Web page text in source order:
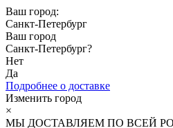
Ваш город:
Санкт-Петербург
Ваш город
Санкт-Петербург?
Нет
Да
Подробнее о доставке
Изменить город
×
МЫ ДОСТАВЛЯЕМ ПО ВСЕЙ